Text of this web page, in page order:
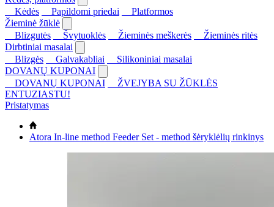
Kėdės
Papildomi priedai
Platformos
Žieminė žūklė
Blizgutės
Švytuoklės Žieminės meškerės
Žieminės ritės
Dirbtiniai masalai
Blizgės
Galvakabliai
Silikoniniai masalai
DOVANŲ KUPONAI
DOVANŲ KUPONAI
ŽVEJYBA SU ŽŪKLĖS
ENTUZIASTU!
Pristatymas
Atora In-line method Feeder Set - method šėryklėlių rinkinys